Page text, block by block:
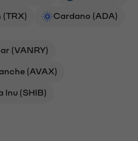
(TRX)
Cardano (ADA)
(VANRY)
(AVAX)
Inu (SHIB)